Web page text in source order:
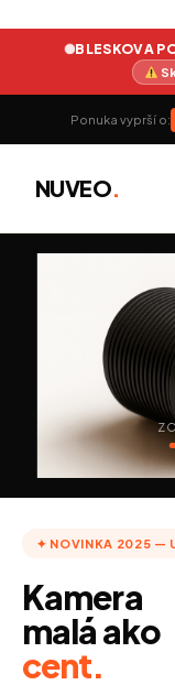
BLESKOVA
Ponuka vyprší o:
NUVEO.
✦ NOVINKA 2025 —
Kamera
malá ako
cent.